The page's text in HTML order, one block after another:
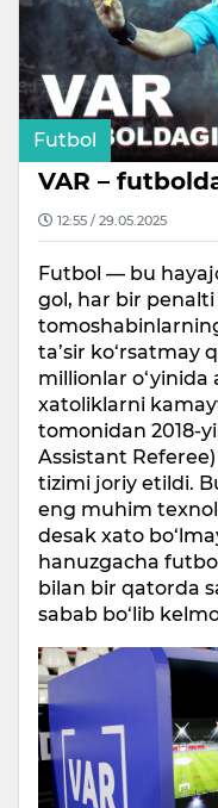
Futbol
VAR –
12:55 / 29.05.2025
Futbol — bu
gol, har bir
ta’sir ko‘rsatmay
millionlar o‘yinida
xatoliklarni
tomonidan 2018-
Assistant
tizimi joriy etildi.
eng muhim
desak xato
hanuzgacha
bilan bir qatorda
sabab bo‘lib